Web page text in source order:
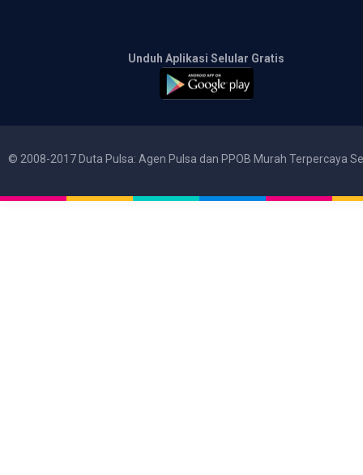
Unduh Aplikasi Selular Gratis
© 2008-2017 Duta Pulsa: Agen Pulsa dan PPOB Murah Terpercaya